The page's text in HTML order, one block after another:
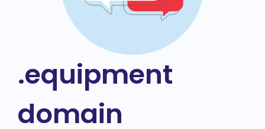
.equipment
domain